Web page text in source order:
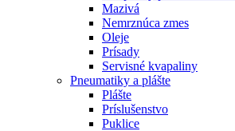
Mazivá
Nemrznúca zmes
Oleje
Prísady
Servisné kvapaliny
Pneumatiky a plášte
Plášte
Príslušenstvo
Puklice